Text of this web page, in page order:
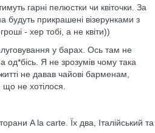
гарні пелюстки чи квіточки. За
будуть прикрашені візерунками з
- хер тобі, а не квіти))
у барах. Ось там не
од*бісь. Я не зрозумів чому така
не давав чайові барменам,
не хотілося.
A la сarte. Їх два, Італійський та